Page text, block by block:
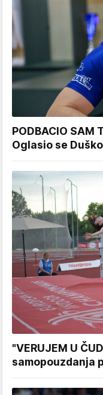
PODBACIO SAM
Oglasio se
"VERUJEM U
samopouzdanja